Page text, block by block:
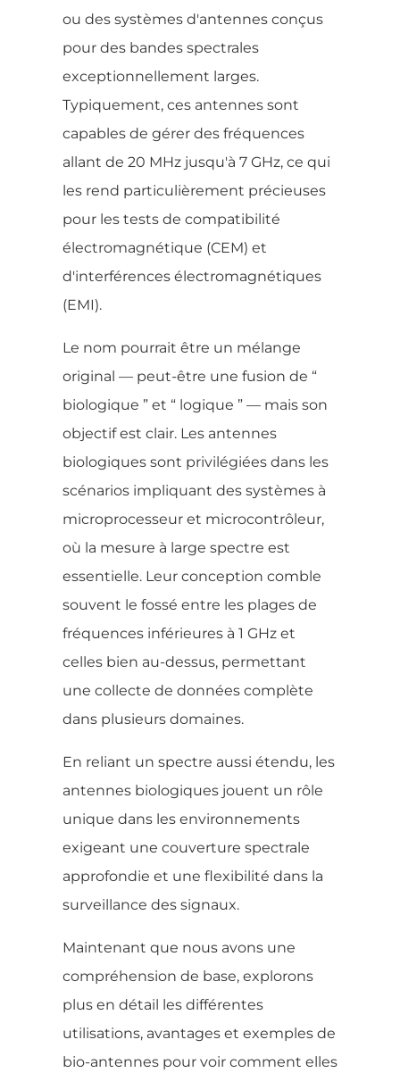
ou des systèmes d'antennes conçus
pour des bandes spectrales
exceptionnellement larges.
Typiquement, ces antennes sont
capables de gérer des fréquences
allant de 20 MHz jusqu'à 7 GHz, ce qui
les rend particulièrement précieuses
pour les tests de compatibilité
électromagnétique (CEM) et
d'interférences électromagnétiques
(EMI).
Le nom pourrait être un mélange
original — peut-être une fusion de “
biologique ” et “ logique ” — mais son
objectif est clair. Les antennes
biologiques sont privilégiées dans les
scénarios impliquant des systèmes à
microprocesseur et microcontrôleur,
où la mesure à large spectre est
essentielle. Leur conception comble
souvent le fossé entre les plages de
fréquences inférieures à 1 GHz et
celles bien au-dessus, permettant
une collecte de données complète
dans plusieurs domaines.
En reliant un spectre aussi étendu, les
antennes biologiques jouent un rôle
unique dans les environnements
exigeant une couverture spectrale
approfondie et une flexibilité dans la
surveillance des signaux.
Maintenant que nous avons une
compréhension de base, explorons
plus en détail les différentes
utilisations, avantages et exemples de
bio-antennes pour voir comment elles